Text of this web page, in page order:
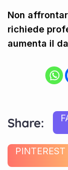
Non
richiede
aumenta il
Share:
PINTEREST